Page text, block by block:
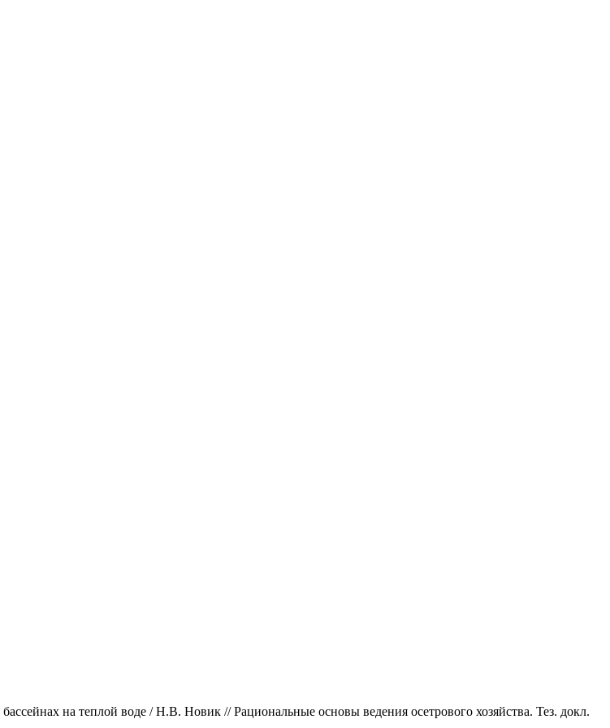
на теплой воде / Н.В. Новик // Рациональные основы ведения осетрового хозяйства. Тез. докл.